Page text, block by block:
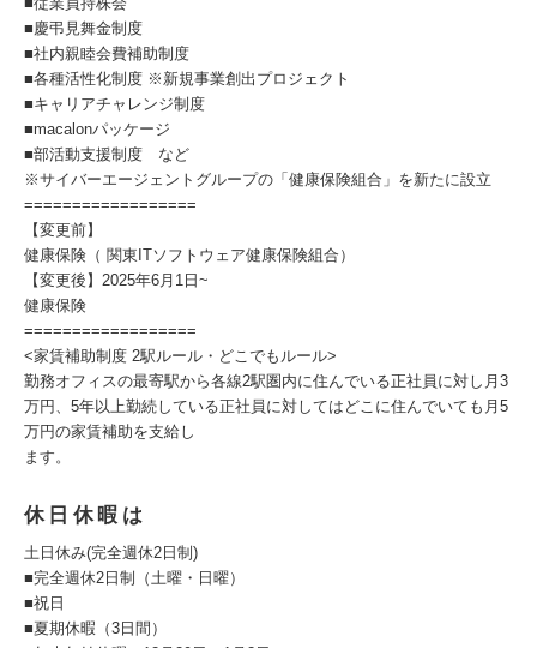
■慶弔見舞金制度
■社内親睦会費補助制度
■各種活性化制度 ※新規事業創出プロジェクト
■キャリアチャレンジ制度
■macalonパッケージ
■部活動支援制度 など
※サイバーエージェントグループの「健康保険組合」を新たに設立
==================
【変更前】
健康保険（ 関東ITソフトウェア健康保険組合）
【変更後】2025年6月1日~
健康保険
==================
<家賃補助制度 2駅ルール・どこでもルール>
勤務オフィスの最寄駅から各線2駅圏内に住んでいる正社員に対し月3
万円、5年以上勤続している正社員に対してはどこに住んでいても月5
万円の家賃補助を支給し
ます。
休日休暇は
土日休み(完全週休2日制)
■完全週休2日制（土曜・日曜）
■祝日
■夏期休暇（3日間）